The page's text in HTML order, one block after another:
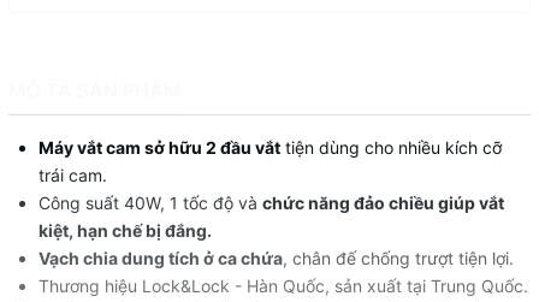
Máy vắt cam sở hữu 2 đầu vắt tiện dùng cho nhiều kích cỡ
trái cam.
Công suất 40W, 1 tốc độ và chức năng đảo chiều giúp vắt
kiệt, hạn chế bị đắng.
Vạch chia dung tích ở ca chứa, chân đế chống trượt tiện lợi.
Thương hiệu Lock&Lock - Hàn Quốc, sản xuất tại Trung Quốc.